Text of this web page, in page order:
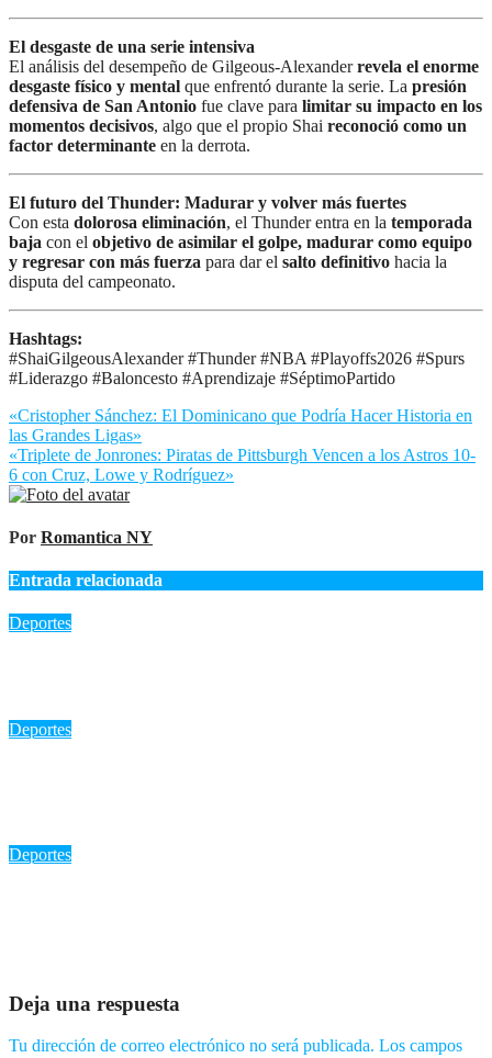
El desgaste de una serie intensiva
El análisis del desempeño de Gilgeous-Alexanderrevela el enorme
desgaste físico y mental que enfrentó durante la serie. La presión
defensiva de San Antonio fue clave para limitar su impacto en los
momentos decisivos, algo que el propio Shai reconoció como un
factor determinante en la derrota.
El futuro del Thunder: Madurar y volver más fuertes
Con esta dolorosa eliminación, el Thunder entra en la temporada
baja con el objetivo de asimilar el golpe, madurar como equipo
y regresar con más fuerza para dar el salto definitivo hacia la
disputa del campeonato.
Hashtags:
#ShaiGilgeousAlexander #Thunder #NBA #Playoffs2026 #Spurs
#Liderazgo #Baloncesto #Aprendizaje #SéptimoPartido
Navegación
de
entradas
«Cristopher Sánchez: El Dominicano que Podría Hacer Historia en
las Grandes Ligas»
«Triplete de Jonrones: Piratas de Pittsburgh Vencen a los Astros 10-
6 con Cruz, Lowe y Rodríguez»
Por Romantica NY
Entrada relacionada
Deportes
Deportes
Deportes
Deja una respuesta
Tu dirección de correo electrónico no será publicada. Los campos